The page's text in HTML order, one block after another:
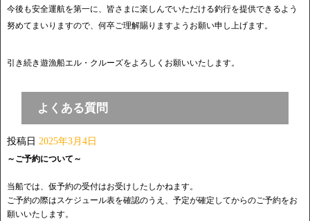
今後も安全運航を第一に、皆さまに楽しんでいただける釣行を提供できるよう
努めてまいりますので、何卒ご理解賜りますようお願い申し上げます。
引き続き遊漁船エル・クルーズをよろしくお願いいたします。
よくある質問
投稿日 2025年3月4日
～ご予約について～
当船では、仮予約の受付はお受けしたしかねます。
ご予約の際はスケジュール表を確認のうえ、予定が確定してからのご予約をお
願いいたします。